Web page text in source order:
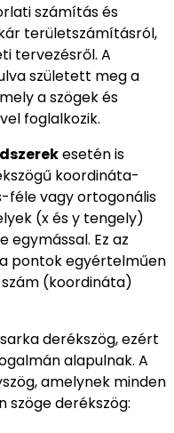
számítás és
területszámításról,
tervezésről. A
született meg a
a szögek és
foglalkozik.
esetén is
koordináta-
féle vagy ortogonális
(x és y tengely)
egymással. Ez az
pontok egyértelműen
(koordináta)
derékszög, ezért
alapulnak. A
amelynek minden
szöge derékszög: